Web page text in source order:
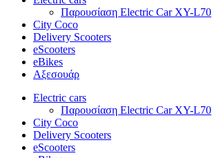
Παρουσίαση Electric Car XY-L70
City Coco
Delivery Scooters
eScooters
eBikes
Αξεσουάρ
Electric cars
Παρουσίαση Electric Car XY-L70
City Coco
Delivery Scooters
eScooters